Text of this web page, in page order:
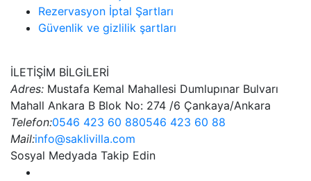
Rezervasyon İptal Şartları
Güvenlik ve gizlilik şartları
İLETİŞİM BİLGİLERİ
Adres: Mustafa Kemal Mahallesi Dumlupınar Bulvarı
Mahall Ankara B Blok No: 274 /6 Çankaya/Ankara
Telefon:0546 423 60 880546 423 60 88
Mail:info@saklivilla.com
Sosyal Medyada Takip Edin